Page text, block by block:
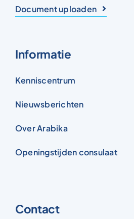
Document uploaden
Informatie
Kenniscentrum
Nieuwsberichten
Over Arabika
Openingstijden consulaat
Contact